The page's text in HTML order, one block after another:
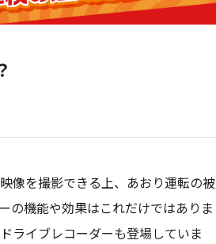
像を撮影できる上、あおり運転の被
の機能や効果はこれだけではありま
ライブレコーダーも登場していま